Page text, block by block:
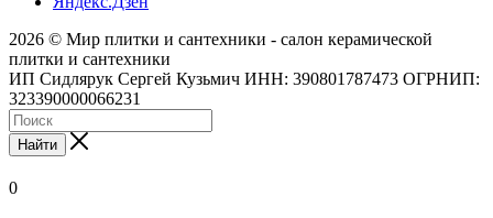
2026 © Мир плитки и сантехники - салон керамической
плитки и сантехники
ИП Сидлярук Сергей Кузьмич ИНН: 390801787473 ОГРНИП:
323390000066231
Найти
0